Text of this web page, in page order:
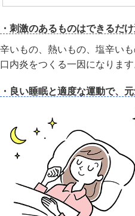
・刺激のあるものはできるだ
辛いもの、熱いもの、塩辛い
口内炎をつくる一因になります
・良い睡眠と適度な運動で、